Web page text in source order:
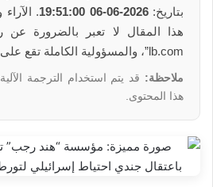
بتاريخ:2026-06-06 19:51:00
.
lb.com”، والمسؤولية الكاملة تقع على عاتق المصدر الأصلي.
ملاحظة: قد يتم استخدام الترجمة
هذا المحتوى.